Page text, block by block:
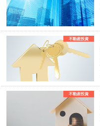
不動産投資
不動産投資